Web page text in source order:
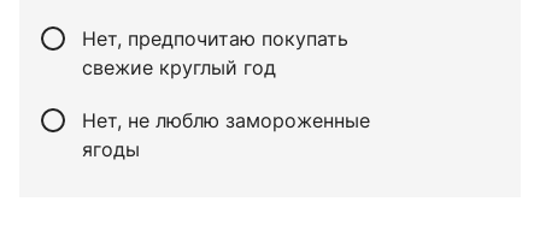
Нет, предпочитаю покупать
свежие круглый год
Нет, не люблю замороженные
ягоды